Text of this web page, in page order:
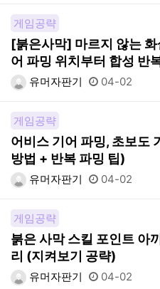
게임공략
[붉은사막] 마르지 않는 화
어 파밍 위치부터 합성 반
유머자판기 04-02
게임공략
어비스 기어 파밍, 초보도
방법 + 반복 파밍 팁)
유머자판기 04-02
게임공략
붉은 사막 스킬 포인트 아
리 (지켜보기 공략)
유머자판기 04-02